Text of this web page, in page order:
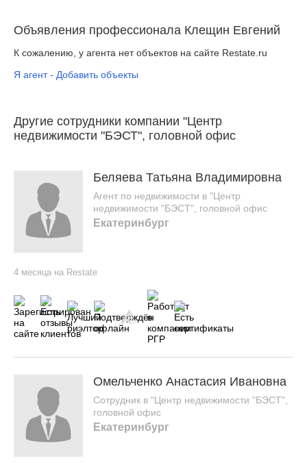
Объявления профессионала Клещин Евгений
К сожалению, у агента нет объектов на сайте Restate.ru
Я агент - Добавить объекты
Другие сотрудники компании "Центр
недвижимости "БЭСТ", головной офис
Беляева Татьяна Владимировна
Агент по недвижимости в "Центр
недвижимости "БЭСТ", головной офис
Екатеринбург
4 месяца на Restate
Омельченко Анастасия Ивановна
Сотрудник в "Центр недвижимости "БЭСТ",
головной офис
Екатеринбург